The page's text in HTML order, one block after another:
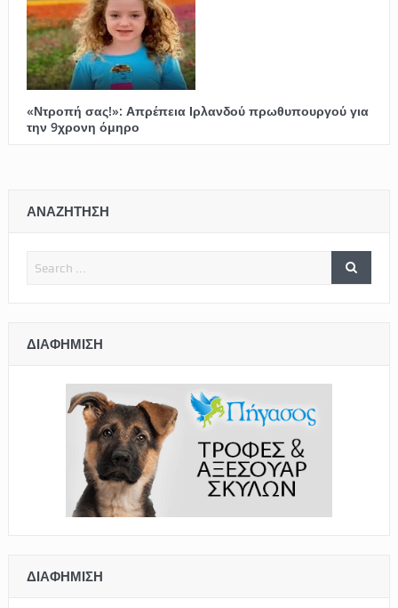
«Ντροπή σας!»: Απρέπεια Ιρλανδού πρωθυπουργού για
την 9χρονη όμηρο
ΑΝΑΖΗΤΗΣΗ
ΔΙΑΦΉΜΙΣΗ
ΔΙΑΦΉΜΙΣΗ